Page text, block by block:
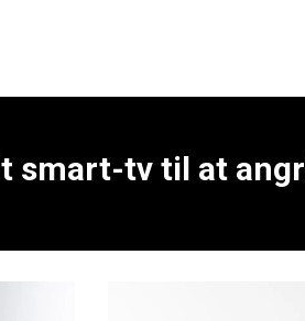
smart-tv til at